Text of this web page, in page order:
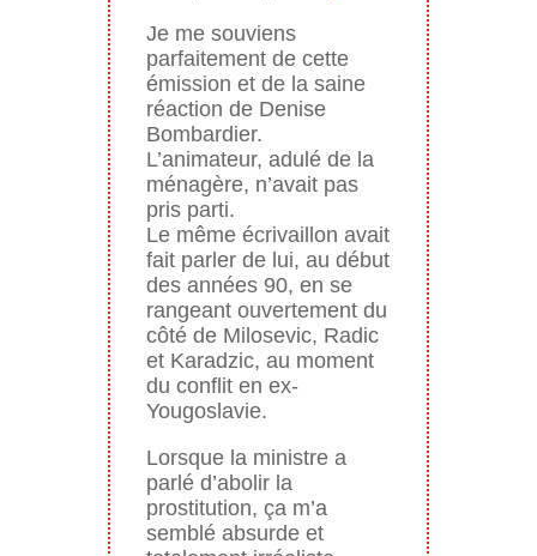
Je me souviens
parfaitement de cette
émission et de la saine
réaction de Denise
Bombardier.
L’animateur, adulé de la
ménagère, n’avait pas
pris parti.
Le même écrivaillon avait
fait parler de lui, au début
des années 90, en se
rangeant ouvertement du
côté de Milosevic, Radic
et Karadzic, au moment
du conflit en ex-
Yougoslavie.
Lorsque la ministre a
parlé d’abolir la
prostitution, ça m’a
semblé absurde et